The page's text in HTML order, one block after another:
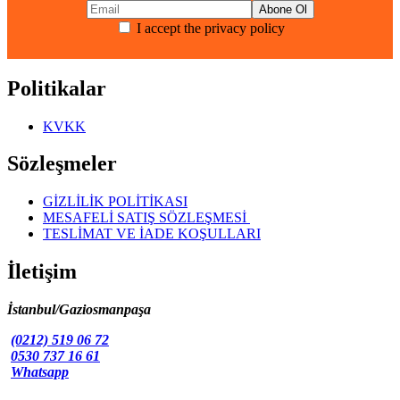
fazla
varyasyonu
sayfasından
seçilebilir
I accept the privacy policy
Politikalar
KVKK
Sözleşmeler
GİZLİLİK POLİTİKASI
MESAFELİ SATIŞ SÖZLEŞMESİ
TESLİMAT VE İADE KOŞULLARI
İletişim
İstanbul/Gaziosmanpaşa
(0212) 519 06 72
0530 737 16 61
Whatsapp